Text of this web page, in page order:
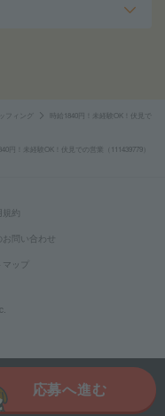
応募へ進む
フィング
時給1840円！未経験OK！伏見で
円！未経験OK！伏見での営業（111439779）
規約
お問い合わせ
マップ